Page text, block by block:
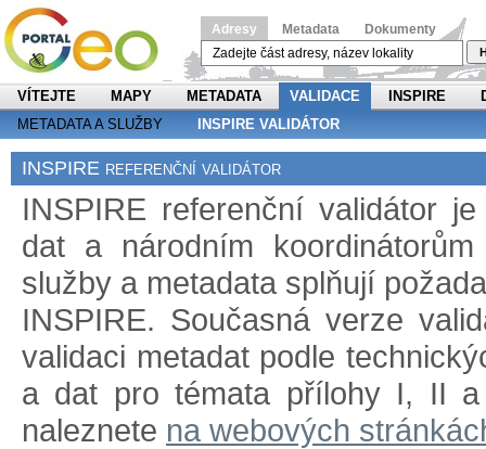
Adresy Metadata Dokumenty
VÍTEJTE MAPY METADATA VALIDACE INSPIRE
METADATA A SLUŽBY
INSPIRE VALIDÁTOR
INSPIRE referenční validátor
INSPIRE referenční validátor
dat a národním
služby a metadata splňují
INSPIRE. Současná verze
validaci metadat podle
a dat pro témata přílohy I, II a
naleznete na webových